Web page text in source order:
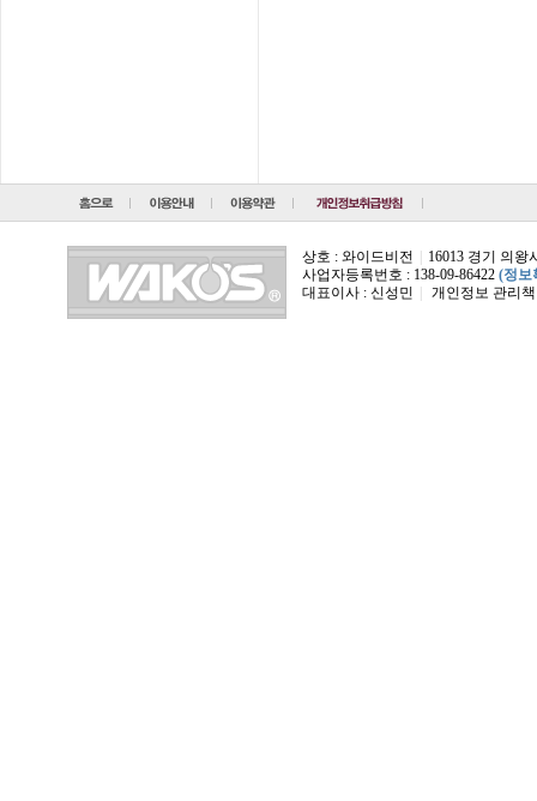
상호 : 와이드비전
16013 경기 의왕
사업자등록번호 : 138-09-86422 (정보
대표이사 : 신성민
개인정보 관리